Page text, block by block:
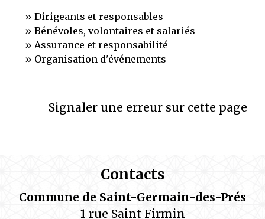
Dirigeants et responsables
Bénévoles, volontaires et salariés
Assurance et responsabilité
Organisation d'événements
Signaler une erreur sur cette page
Contacts
Commune de Saint-Germain-des-Prés
1 rue Saint Firmin